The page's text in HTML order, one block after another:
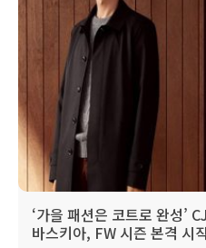
‘가을 패션은 코트로 완성’
바스키아, FW 시즌 본격 시